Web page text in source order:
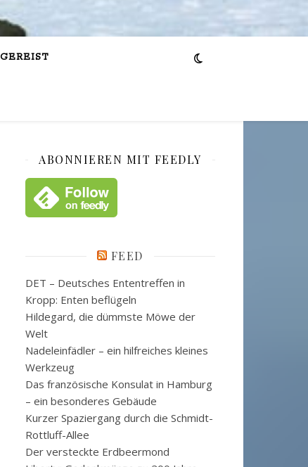
GEREIST
ABONNIEREN MIT FEEDLY
FEED
DET – Deutsches Ententreffen in
Kropp: Enten beflügeln
Hildegard, die dümmste Möwe der
Welt
Nadeleinfädler – ein hilfreiches kleines
Werkzeug
Das französische Konsulat in Hamburg
– ein besonderes Gebäude
Kurzer Spaziergang durch die Schmidt-
Rottluff-Allee
Der versteckte Erdbeermond